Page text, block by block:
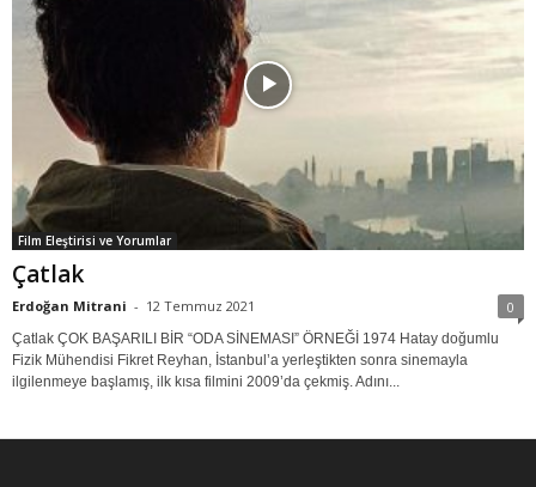
Film Eleştirisi ve Yorumlar
Çatlak
Erdoğan Mitrani - 12 Temmuz 2021 0
Çatlak ÇOK BAŞARILI BİR “ODA SİNEMASI” ÖRNEĞİ 1974 Hatay doğumlu
Fizik Mühendisi Fikret Reyhan, İstanbul’a yerleştikten sonra sinemayla
ilgilenmeye başlamış, ilk kısa filmini 2009’da çekmiş. Adını...